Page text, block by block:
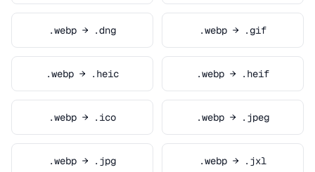
.webp → .dng .webp → .gif
.webp → .heic .webp → .heif
.webp → .ico .webp → .jpeg
.webp → .jpg .webp → .jxl